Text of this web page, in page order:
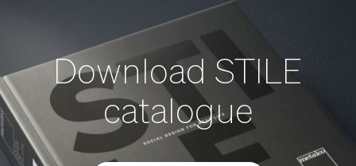
Download STILE
catalogue